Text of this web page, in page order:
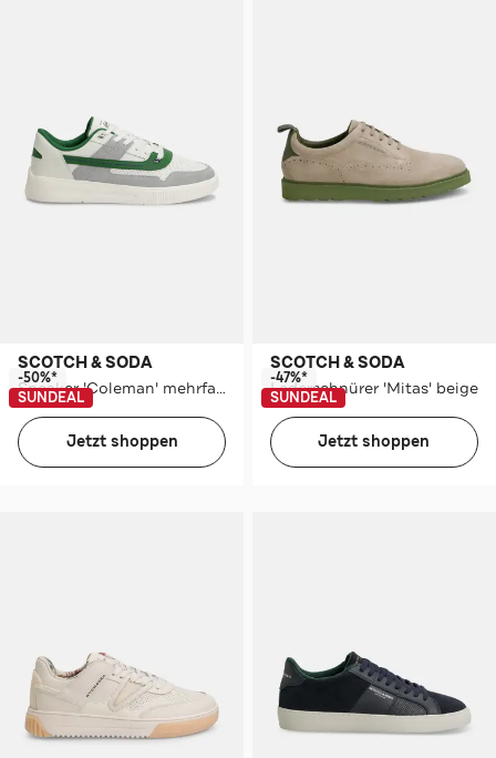
SCOTCH & SODA
Sneaker 'Coleman' mehrfarbig
-50%*
SUNDEAL
Jetzt shoppen
SCOTCH & SODA
Lederschnürer 'Mitas' beige
-47%*
SUNDEAL
Jetzt shoppen